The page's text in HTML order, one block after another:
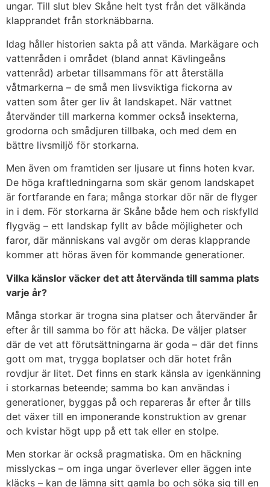
ungar. Till slut blev Skåne helt tyst från det välkända
klapprandet från storknäbbarna.
Idag håller historien sakta på att vända. Markägare och
vattenråden i området (bland annat Kävlingeåns
vattenråd) arbetar tillsammans för att återställa
våtmarkerna – de små men livsviktiga fickorna av
vatten som åter ger liv åt landskapet. När vattnet
återvänder till markerna kommer också insekterna,
grodorna och smådjuren tillbaka, och med dem en
bättre livsmiljö för storkarna.
Men även om framtiden ser ljusare ut finns hoten kvar.
De höga kraftledningarna som skär genom landskapet
är fortfarande en fara; många storkar dör när de flyger
in i dem. För storkarna är Skåne både hem och riskfylld
flygväg – ett landskap fyllt av både möjligheter och
faror, där människans val avgör om deras klapprande
kommer att höras även för kommande generationer.
Vilka känslor väcker det att återvända till samma plats
varje år?
Många storkar är trogna sina platser och återvänder år
efter år till samma bo för att häcka. De väljer platser
där de vet att förutsättningarna är goda – där det finns
gott om mat, trygga boplatser och där hotet från
rovdjur är litet. Det finns en stark känsla av igenkänning
i storkarnas beteende; samma bo kan användas i
generationer, byggas på och repareras år efter år tills
det växer till en imponerande konstruktion av grenar
och kvistar högt upp på ett tak eller en stolpe.
Men storkar är också pragmatiska. Om en häckning
misslyckas – om inga ungar överlever eller äggen inte
kläcks – kan de lämna sitt gamla bo och söka sig till en